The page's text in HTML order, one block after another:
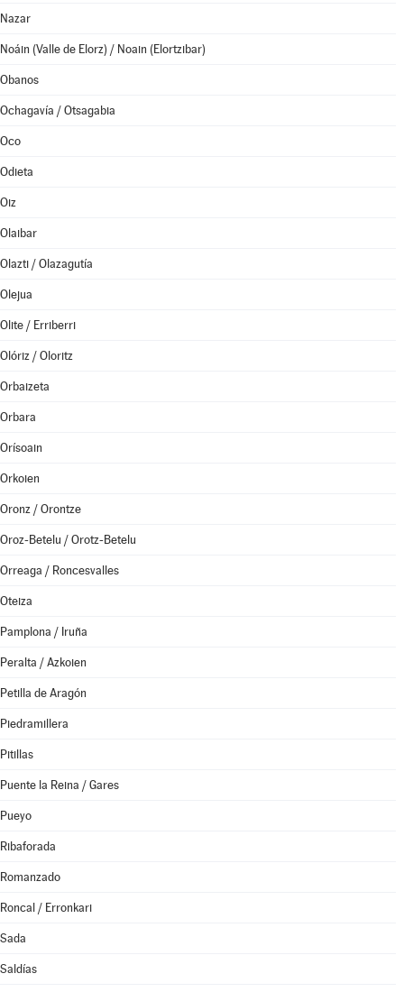
Nazar
Noáin (Valle de Elorz) / Noain (Elortzibar)
Obanos
Ochagavía / Otsagabia
Oco
Odieta
Oiz
Olaibar
Olazti / Olazagutía
Olejua
Olite / Erriberri
Olóriz / Oloritz
Orbaizeta
Orbara
Orísoain
Orkoien
Oronz / Orontze
Oroz-Betelu / Orotz-Betelu
Orreaga / Roncesvalles
Oteiza
Pamplona / Iruña
Peralta / Azkoien
Petilla de Aragón
Piedramillera
Pitillas
Puente la Reina / Gares
Pueyo
Ribaforada
Romanzado
Roncal / Erronkari
Sada
Saldías